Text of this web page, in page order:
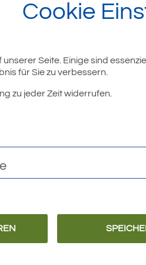
Cookie
Seite. Einige sind
für Sie zu verbessern.
zu jeder Zeit widerrufen.